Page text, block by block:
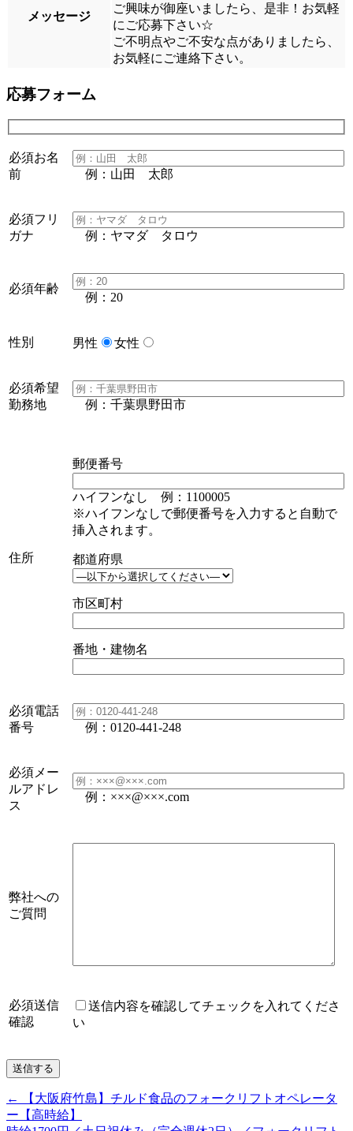
メッセージ
ご興味が御座いましたら、是非！お気軽
にご応募下さい☆
ご不明点やご不安な点がありましたら、
お気軽にご連絡下さい。
応募フォーム
必須お名
前
例：山田 太郎
必須フリ
ガナ
例：ヤマダ タロウ
必須年齢
例：20
性別 男性 女性
必須希望
勤務地
例：千葉県野田市
住所
郵便番号
ハイフンなし 例：1100005
※ハイフンなしで郵便番号を入力すると自動で
挿入されます。
都道府県
市区町村
番地・建物名
必須電話
番号
例：0120-441-248
必須 メー
ルアドレ
ス
例：×××@×××.com
弊社への
ご質問
必須送信
確認
送信内容を確認してチェックを入れてくださ
い
←
【大阪府竹島】チルド食品のフォークリフトオペレータ
ー【高時給】